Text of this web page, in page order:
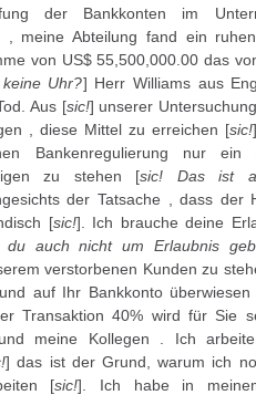
der Bankkonten im
, meine Abteilung fand ein
von US$ 55,500,000.00 das
Uhr?] Herr Williams aus
Aus [sic!] unserer
, diese Mittel zu erreichen [sic!
Bankenregulierung nur ein
zu stehen [sic! Das ist
der Tatsache , dass der
[sic!]. Ich brauche deine
auch nicht um Erlaubnis
verstorbenen Kunden zu
auf Ihr Bankkonto
Transaktion 40% wird für Sie
meine Kollegen . Ich
] das ist der Grund, warum ich
[sic!]. Ich habe in